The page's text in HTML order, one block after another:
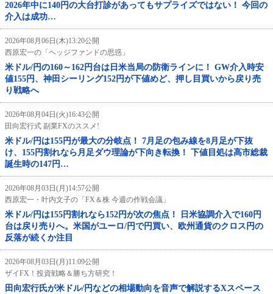
2026年中に140円の大台打診があってもサプライズではない！ 今回の
介入は成功…
2026年08月06日(木)13:20公開
西原宏一の「ヘッジファンドの思惑」
米ドル/円の160～162円台は日米当局の防衛ラインに！ GW介入時安
値155円、神田シーリング152円が下値めど、押し目買いから戻り売
り戦略へ
2026年08月04日(火)16:43公開
田向宏行式 副業FXのススメ!
米ドル/円は155円が最大の分岐点！ 7月足の包み線を8月足が下抜
け、155円割れなら月足ダウ理論が下向き転換！ 下値目処は高市総裁
誕生時の147円…
2026年08月03日(月)14:57公開
西原宏一・叶内文子の「FX＆株 今週の作戦会議」
米ドル/円は155円割れなら152円が次の焦点！ 日米協調介入で160円
台は戻り売りへ。米国がユーロ/円で円買い、欧州通貨のクロス円の
反落が続くか注目
2026年08月03日(月)11:09公開
ザイFX！投資戦略＆勝ち方研究！
田向宏行氏が米ドル/円などの相場動向を音声で解説するXスペース